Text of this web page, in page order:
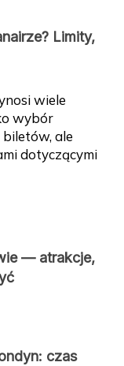
Limity,
wiele
wybór
ale
dotyczącymi
— atrakcje,
czas